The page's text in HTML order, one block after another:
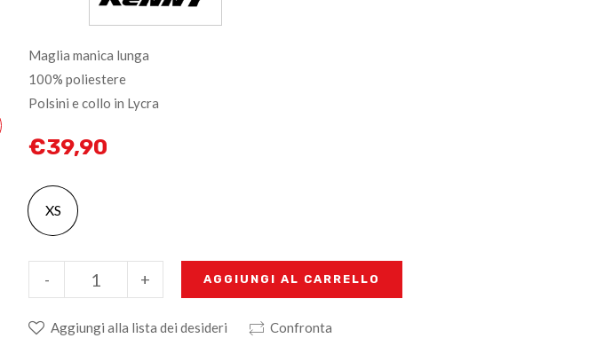
Maglia manica lunga
100% poliestere
Polsini e collo in Lycra
€39,90
XS
+
- AGGIUNGI AL CARRELLO
Aggiungi alla lista dei desideri Confronta